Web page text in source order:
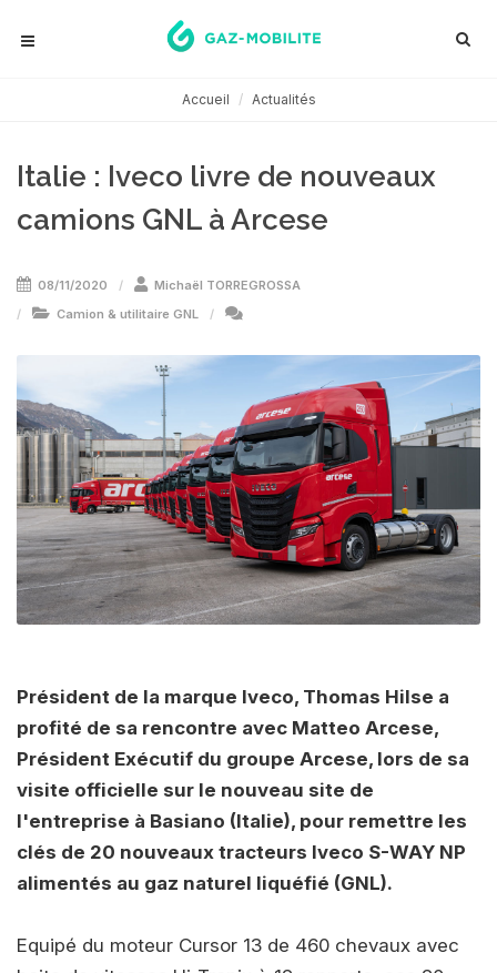
Accueil Actualités
Italie : Iveco livre de nouveaux
camions GNL à Arcese
08/11/2020
Michaël TORREGROSSA
Camion & utilitaire GNL
Président de la marque Iveco, Thomas Hilse a
profité de sa rencontre avec Matteo Arcese,
Président Exécutif du groupe Arcese, lors de sa
visite officielle sur le nouveau site de
l'entreprise à Basiano (Italie), pour remettre les
clés de 20 nouveaux tracteurs Iveco S-WAY NP
alimentés au gaz naturel liquéfié (GNL).
Equipé du moteur Cursor 13 de 460 chevaux avec